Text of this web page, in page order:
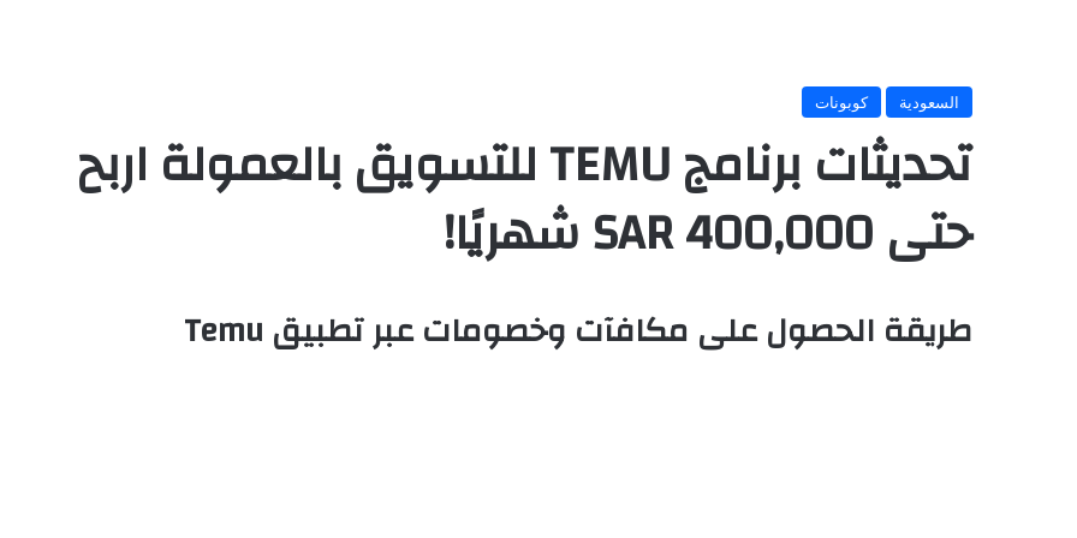
السعودية كوبونات
تحديثات برنامج TEMU للتسويق بالعمولة اربح
حتى SAR 400,000 شهريًا!
طريقة الحصول على مكافآت وخصومات عبر تطبيق Temu